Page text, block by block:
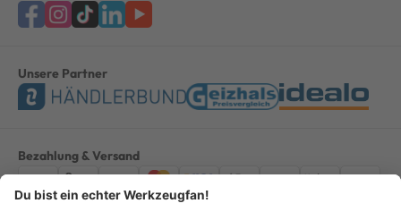
Unsere Partner
Bezahlung & Versand